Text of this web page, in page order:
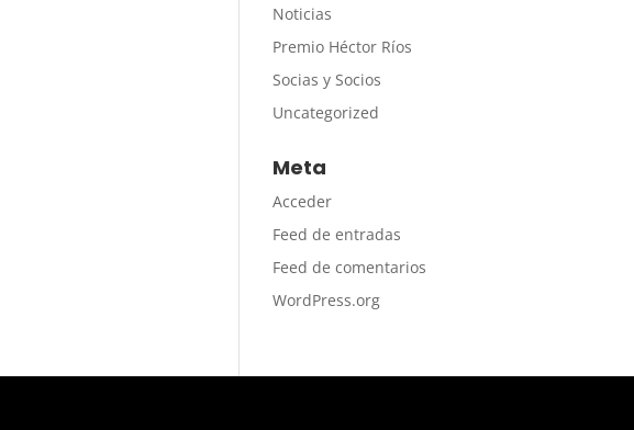
Noticias
Premio Héctor Ríos
Socias y Socios
Uncategorized
Meta
Acceder
Feed de entradas
Feed de comentarios
WordPress.org